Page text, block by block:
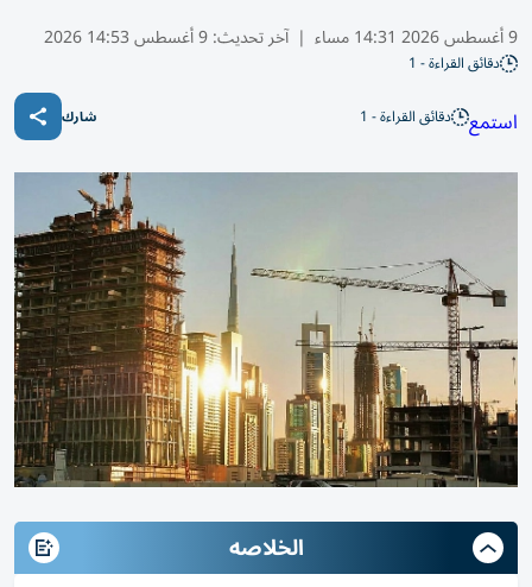
9 أغسطس 2026 14:31 مساء | آخر تحديث:9 أغسطس 14:53 2026
دقائق القراءة - 1
استمع دقائق القراءة - 1 شارك
الخلاصه